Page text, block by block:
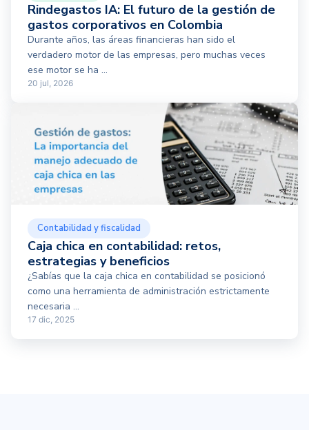
Rindegastos IA: El futuro de la gestión de
gastos corporativos en Colombia
Durante años, las áreas financieras han sido el
verdadero motor de las empresas, pero muchas veces
ese motor se ha ...
20 jul, 2026
Contabilidad y fiscalidad
Caja chica en contabilidad: retos,
estrategias y beneficios
¿Sabías que la caja chica en contabilidad se posicionó
como una herramienta de administración estrictamente
necesaria ...
17 dic, 2025